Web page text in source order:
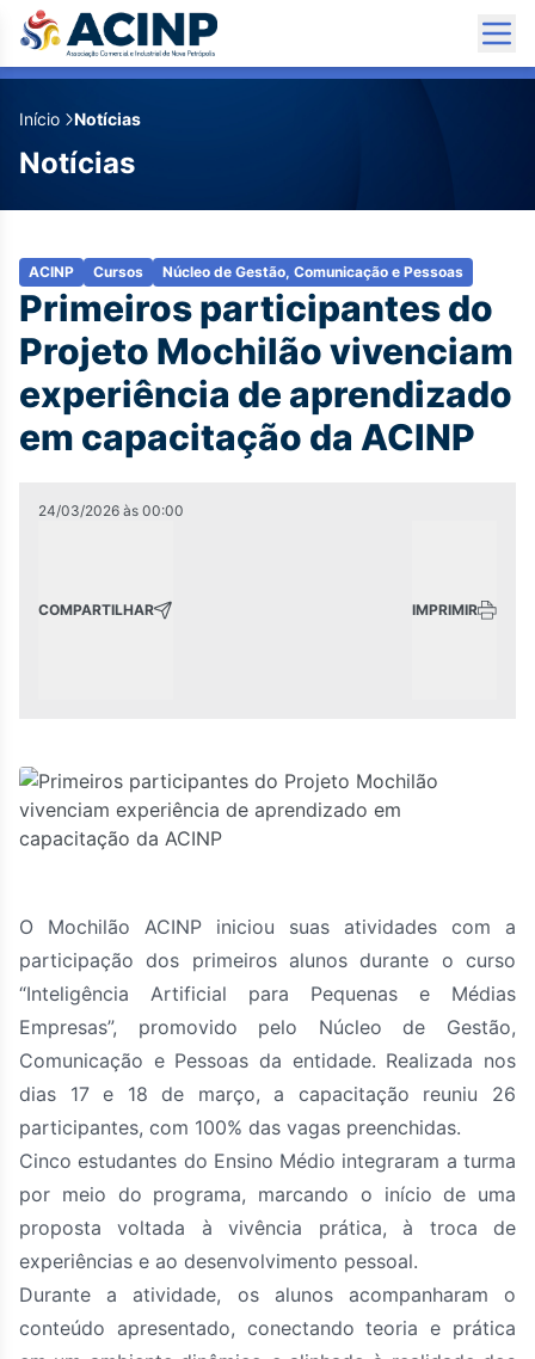
Início Notícias
Notícias
ACINP Cursos Núcleo de Gestão, Comunicação e Pessoas
Primeiros participantes do
Projeto Mochilão vivenciam
experiência de aprendizado
em capacitação da ACINP
24/03/2026 às 00:00
COMPARTILHAR IMPRIMIR
O Mochilão ACINP iniciou suas atividades com a
participação dos primeiros alunos durante o curso
“Inteligência Artificial para Pequenas e Médias
Empresas”, promovido pelo Núcleo de Gestão,
Comunicação e Pessoas da entidade. Realizada nos
dias 17 e 18 de março, a capacitação reuniu 26
participantes, com 100% das vagas preenchidas.
Cinco estudantes do Ensino Médio integraram a turma
por meio do programa, marcando o início de uma
proposta voltada à vivência prática, à troca de
experiências e ao desenvolvimento pessoal.
Durante a atividade, os alunos acompanharam o
conteúdo apresentado, conectando teoria e prática